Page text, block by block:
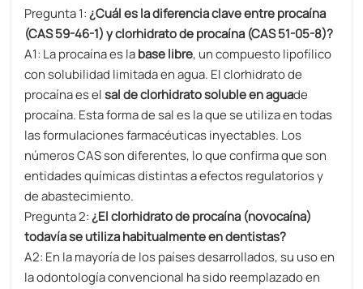
Pregunta 1:¿Cuál es la diferencia clave entre procaína
(CAS 59-46-1) y clorhidrato de procaína (CAS 51-05-8)?​​
A1: La procaína es labase libre, un compuesto lipofílico
con solubilidad limitada en agua. El clorhidrato de
procaína es elsal de clorhidrato soluble en aguade
procaína. Esta forma de sal es la que se utiliza en todas
las formulaciones farmacéuticas inyectables. Los
números CAS son diferentes, lo que confirma que son
entidades químicas distintas a efectos regulatorios y
de abastecimiento.
Pregunta 2:¿El clorhidrato de procaína (novocaína)
todavía se utiliza habitualmente en dentistas?
A2: En la mayoría de los países desarrollados, su uso en
la odontología convencional ha sido reemplazado en